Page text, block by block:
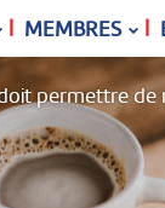
MEMBRES
permettre